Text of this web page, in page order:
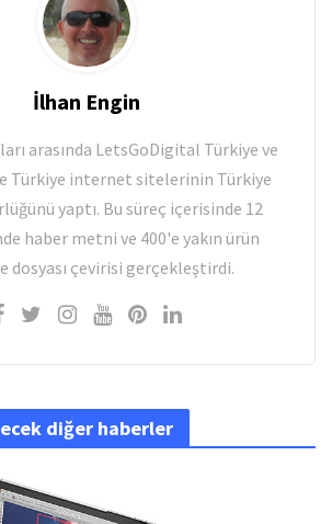
İlhan Engin
arasında LetsGoDigital Türkiye ve
Türkiye internet sitelerinin Türkiye
yaptı. Bu süreç içerisinde 12
haber metni ve 400'e yakın ürün
dosyası çevirisi gerçekleştirdi.
diğer haberler